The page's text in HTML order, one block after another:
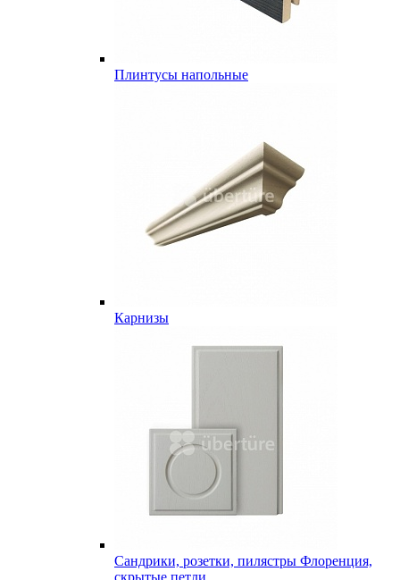
Плинтусы напольные
Карнизы
Сандрики, розетки, пилястры Флоренция,
скрытые петли